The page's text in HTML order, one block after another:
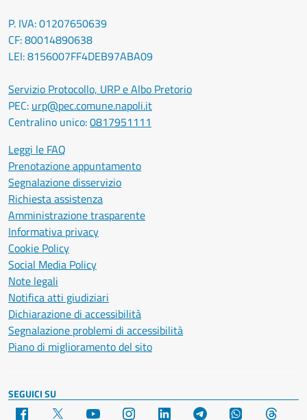
P. IVA: 01207650639
CF: 80014890638
LEI: 8156007FF4DEB97ABA09
Servizio Protocollo, URP e Albo Pretorio
PEC: urp@pec.comune.napoli.it
Centralino unico:0817951111
Leggi le FAQ
Prenotazione appuntamento
Segnalazione disservizio
Richiesta assistenza
Amministrazione trasparente
Informativa privacy
Cookie Policy
Social Media Policy
Note legali
Notifica atti giudiziari
Dichiarazione di accessibilità
Segnalazione problemi di accessibilità
Piano di miglioramento del sito
SEGUICI SU
Facebook YouTube Instagram LinkedIn Telegram WhatsApp